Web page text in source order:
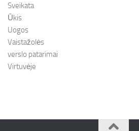
Sveikata
Ūkis
Uogos
Vaistažolės
verslo patarimai
Virtuvėje